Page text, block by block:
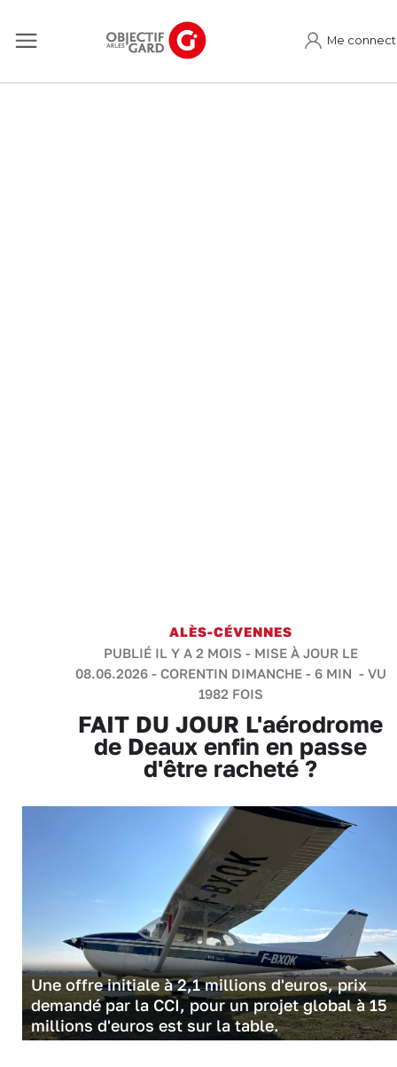
Me
ALÈS-CÉVENNES
PUBLIÉ IL Y A 2 MOIS - MISE À JOUR LE
08.06.2026 - CORENTIN DIMANCHE- 6 MIN - VU
1982 FOIS
FAIT DU JOUR L'aérodrome
de Deaux enfin en passe
d'être racheté ?
Une offre initiale à 2,1 millions d'euros, prix
demandé par la CCI, pour un projet global à 15
millions d'euros est sur la table.